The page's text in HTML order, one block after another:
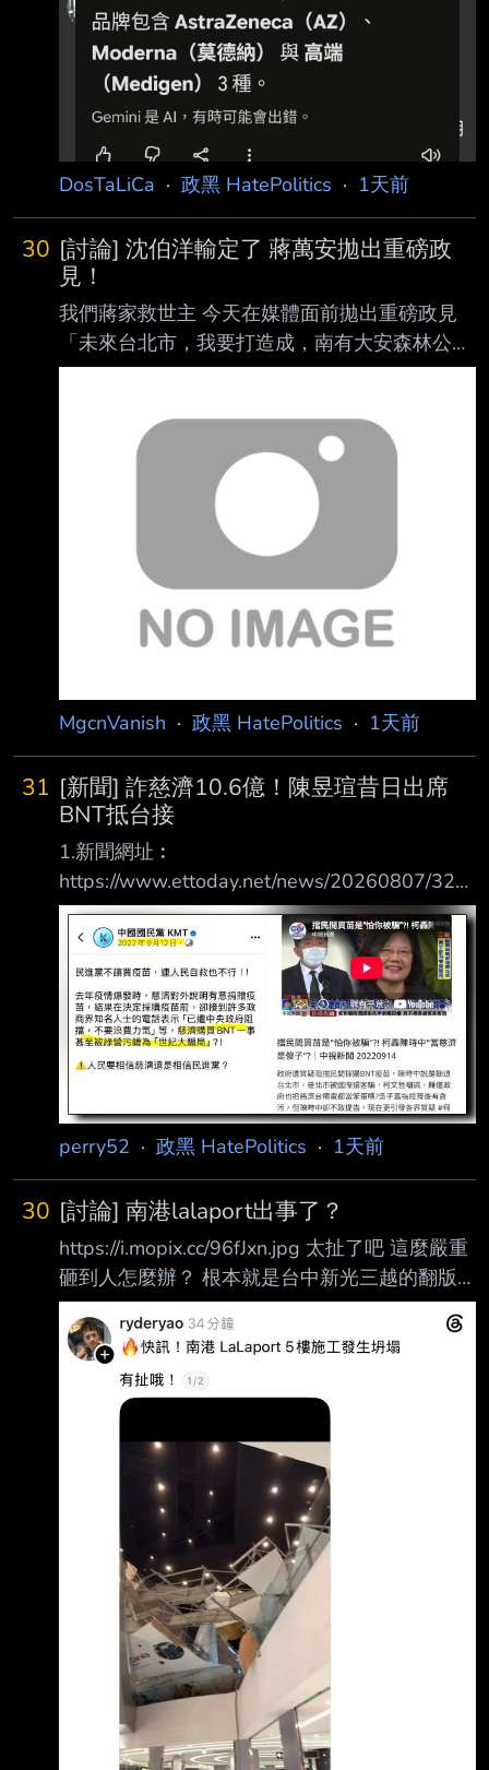
理由 唯一解釋就是國民黨力挺的法律顧問 “說不
定“國民黨也想分 加上可以讓上海代理商賺錢 還
可以賺名聲 話說回來 所以蔣萬安說當初缺疫苗
他有去查證過了嗎 以及 高端真的不錯 經過這幾
年的實驗證明 確實是有效的疫苗 當初都被國民
黨抹黑了 --
DosTaLiCa · 政黑 HatePolitics · 1天前
30 [討論] 沈伯洋輸定了 蔣萬安拋出重磅政
見！
我們蔣家救世主 今天在媒體面前拋出重磅政見
「未來台北市，我要打造成，南有大安森林公
園，北有榮星花園!」 沈伯洋，人家要蓋花園跟
建議你蓋一個台北101不然打不贏喔 --
MgcnVanish · 政黑 HatePolitics · 1天前
31 [新聞] 詐慈濟10.6億！陳昱瑄昔日出席
BNT抵台接
1.新聞網址︰
https://www.ettoday.net/news/20260807/321
5313.htm 2.新聞來源︰ ETToday 3.完整新聞標
題： 詐慈濟10.6億！陳昱瑄昔日出席BNT抵台
接機 與陳時中同框畫面曝 4.完整新聞內容︰
記者劉人豪／台北報導 慈濟基金會2021年在疫
情期間購買BNT疫苗，卻遭彰化律師公會前理事
長陳昱瑄與「互道 」宗教組織李世宗家族合
謀，騙取10.6億元「顧問費」。對此，慈濟今
（7）日發出聲明 ，強調本案經法官審理後，如
法院認定被告等人確係成立犯罪並且有犯
perry52 · 政黑 HatePolitics · 1天前
30 [討論] 南港lalaport出事了？
https://i.mopix.cc/96fJxn.jpg 太扯了吧 這麼嚴重
砸到人怎麼辦？ 根本就是台中新光三越的翻版
爲什麼藍白（政黑點）執政的城市 都會發生這
種工安 藍白畜都吃了那麼多的台北廚餘 就放過
牠們吧 另外八卦板是不是根本不討論這件事？ -